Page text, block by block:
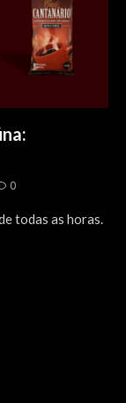
0
todas as horas.